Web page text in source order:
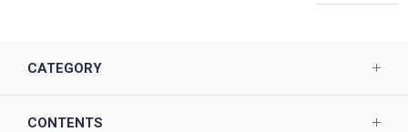
CATEGORY
CONTENTS